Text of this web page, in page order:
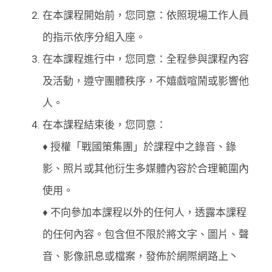
在本課程開始前，您同意：依照現場工作人員
的指示依序分組入座。
在本課程進行中，您同意：全程參與課程內容
及活動，遵守團體秩序，不嬉戲喧鬧或影響他
人。
在本課程結束後，您同意：
♦ 授權「戰國策集團」於課程中之錄音、錄
影、照片或其他衍生多媒體內容於合理範圍內
使用。
♦ 不向參加本課程以外的任何人，透露本課程
的任何內容。包含但不限於將文字、圖片、聲
音、影像訊息或檔案，發佈於網際網路上丶